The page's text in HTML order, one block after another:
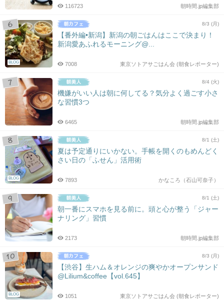
朝時間.jp編集部
116723
BLOG
8/3 (月)
【番外編•新潟】新潟の朝ごはんはここで決まり！
新潟愛あふれるモーニング@...
東京ソトアサごはん会 (朝食レポーター)
7008
8/4 (火)
機嫌がいい人は朝に何してる？気分よく過ごす小さ
な習慣3つ
朝時間.jp編集部
6465
BLOG
8/1 (土)
夏は予定通りにいかない。手帳を開くのもめんどく
さい日の「ふせん」活用術
かなころ（石山可奈子）
7893
8/1 (土)
朝一番にスマホを見る前に。頭と心が整う「ジャー
ナリング」習慣
朝時間.jp編集部
2173
BLOG
8/3 (月)
【渋谷】生ハム＆オレンジの爽やかオープンサンド
@Lilium&coffee【vol.645】
東京ソトアサごはん会 (朝食レポーター)
1051